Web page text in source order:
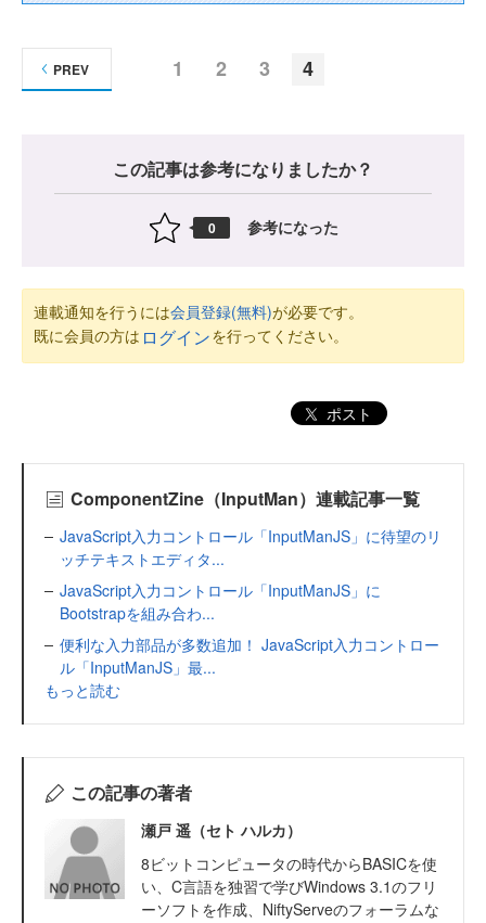
1 2 3 4
PREV
この記事は参考になりましたか？
0 参考になった
連載通知を行うには会員登録(無料)が必要です。
既に会員の方は ログインを行ってください。
ポスト
ComponentZine（InputMan）連載記事一覧
JavaScript入力コントロール「InputManJS」に待望のリ
ッチテキストエディタ...
JavaScript入力コントロール「InputManJS」に
Bootstrapを組み合わ...
便利な入力部品が多数追加！ JavaScript入力コントロー
ル「InputManJS」最...
もっと読む
この記事の著者
瀬戸 遥（セト ハルカ）
8ビットコンピュータの時代からBASICを使
い、C言語を独習で学びWindows 3.1のフリ
ーソフトを作成、NiftyServeのフォーラムな